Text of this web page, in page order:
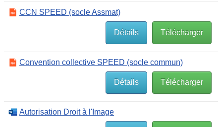
CCN SPEED (socle Assmat)
Télécharger
Détails
Convention collective SPEED (socle commun)
Télécharger
Détails
Autorisation Droit à l'Image